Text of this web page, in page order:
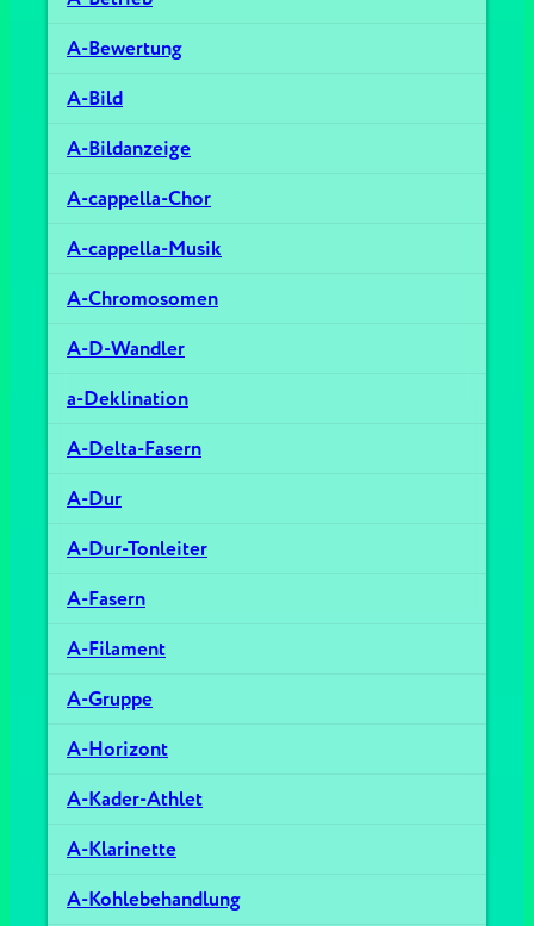
A-Bewertung
A-Bild
A-Bildanzeige
A-cappella-Chor
A-cappella-Musik
A-Chromosomen
A-D-Wandler
a-Deklination
A-Delta-Fasern
A-Dur
A-Dur-Tonleiter
A-Fasern
A-Filament
A-Gruppe
A-Horizont
A-Kader-Athlet
A-Klarinette
A-Kohlebehandlung